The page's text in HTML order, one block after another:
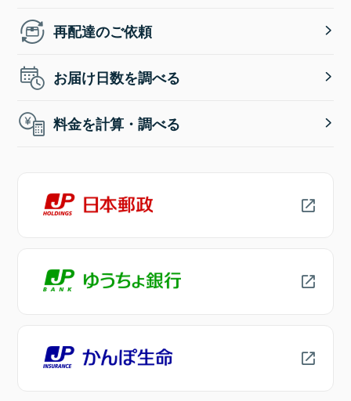
再配達のご依頼
お届け日数を調べる
料金を計算・調べる